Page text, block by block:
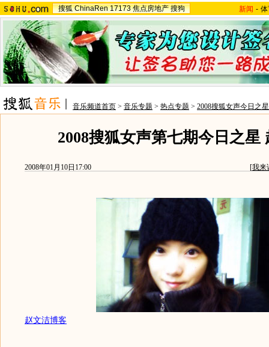
搜狐 ChinaRen 17173 焦点房地产 搜狗 新闻 -
音乐频道首页 > 音乐专题 > 热点专题 > 2008搜狐女声今日之星
2008搜狐女声第七期今日之星
2008年01月10日17:00 [我来
赵文洁博客